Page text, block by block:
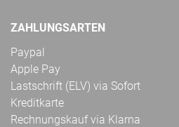
ZAHLUNGSARTEN
Paypal
Apple Pay
Lastschrift (ELV) via Sofort
Kreditkarte
Rechnungskauf via Klarna